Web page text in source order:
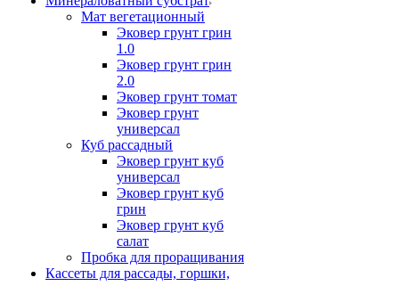
Мат вегетационный
Эковер грунт грин
1.0
Эковер грунт грин
2.0
Эковер грунт томат
Эковер грунт
универсал
Куб рассадный
Эковер грунт куб
универсал
Эковер грунт куб
грин
Эковер грунт куб
салат
Пробка для проращивания
Кассеты для рассады, горшки,